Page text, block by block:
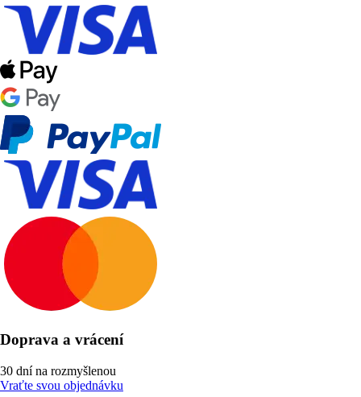
Doprava a vrácení
30 dní na rozmyšlenou
Vraťte svou objednávku